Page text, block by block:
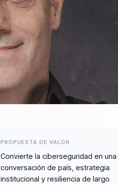
PROPUESTA DE VALOR
Convierte la ciberseguridad en una
conversación de país, estrategia
institucional y resiliencia de largo